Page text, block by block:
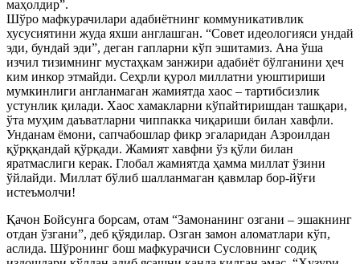
маҳолдир”.
Шўро мафкурачилари адабиётнинг коммуникативлик
хусусиятини жуда яхши англашган. “Совет идеологияси ундай
эди, бундай эди”, деган гапларни кўп эшитамиз. Ана ўша
изчил тизимнинг мустаҳкам занжири адабиёт бўлганини ҳеч
ким инкор этмайди. Сеҳрли қурол миллатни уюштириши
мумкинлиги англанмаган жамиятда хаос – тартибсизлик
устунлик қилади. Хаос хамакларни кўпайтиришдан ташқари,
ўта муҳим даъватларни чиппакка чиқариши билан хавфли.
Унданам ёмони, сапчабошлар фикр эгаларидан Азроилдан
қўрққандай қўрқади. Жамият хавфни ўз қўли билан
яратмаслиги керак. Глобал жамиятда ҳамма миллат ўзини
ўйлайди. Миллат бўлиб шалланмаган қавмлар бор-йўғи
истеъмолчи!
Қачон Бойсунга борсам, отам “Замонанинг озгани – эшакнинг
отдан ўзгани”, деб қўядилар. Озган замон аломатлари кўп,
аслида. Шўронинг бош мафкурачиси Сусловнинг содиқ